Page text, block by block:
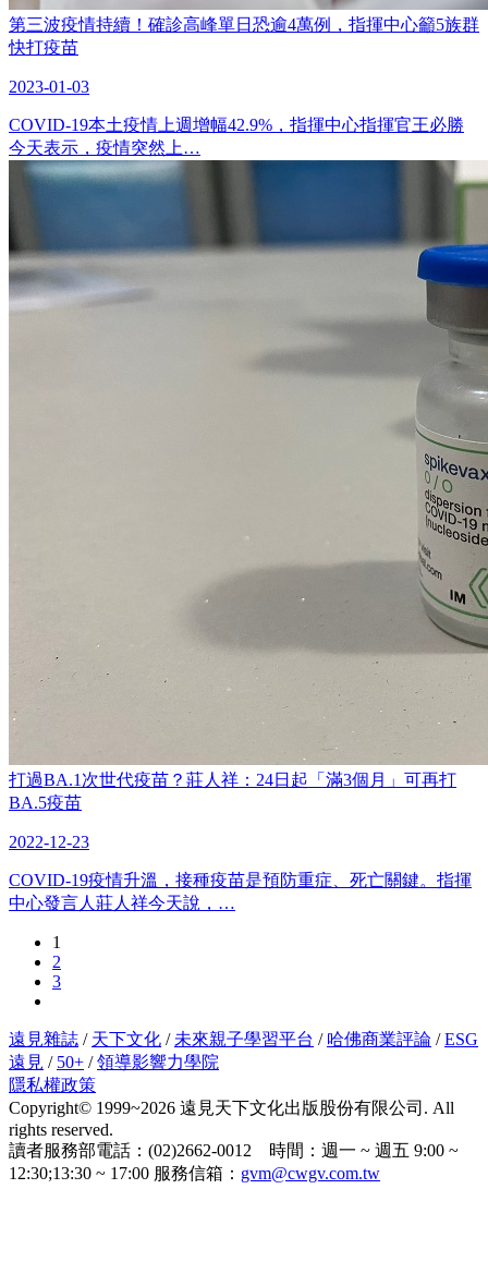
第三波疫情持續！確診高峰單日恐逾4萬例，指揮中心籲5族群
快打疫苗
2023-01-03
COVID-19本土疫情上週增幅42.9%，指揮中心指揮官王必勝
今天表示，疫情突然上…
打過BA.1次世代疫苗？莊人祥：24日起「滿3個月」可再打
BA.5疫苗
2022-12-23
COVID-19疫情升溫，接種疫苗是預防重症、死亡關鍵。指揮
中心發言人莊人祥今天說，…
1
2
3
遠見雜誌 / 天下文化 / 未來親子學習平台 / 哈佛商業評論 /ESG
遠見 / 50+ /領導影響力學院
隱私權政策
Copyright© 1999~2026 遠見天下文化出版股份有限公司. All
rights reserved.
讀者服務部電話：(02)2662-0012 時間：週一 ~ 週五 9:00 ~
12:30;13:30 ~ 17:00 服務信箱： gvm@cwgv.com.tw